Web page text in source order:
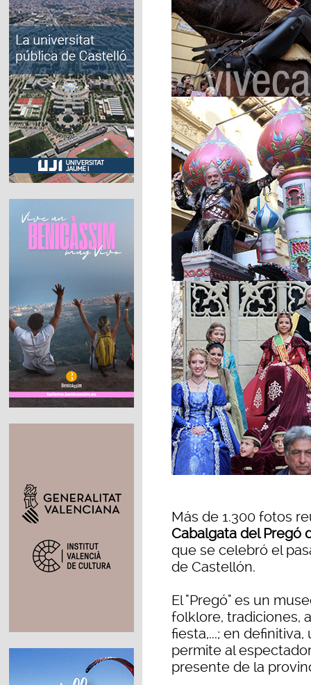
Más de 1.300 fotos
Cabalgata del Pregó
que se celebró el
de Castellón.
El "Pregó" es un
folklore, tradiciones,
fiesta,...; en
permite al
presente de la